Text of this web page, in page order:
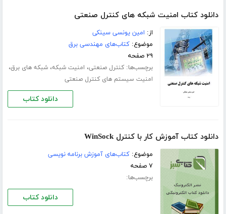
دانلود کتاب امنیت شبکه های کنترل صنعتی
از: امین یونسی سینکی
موضوع:کتاب‌های مهندسی برق
۲۹ صفحه
برچسب‌ها:کنترل صنعتی، امنیت شبکه،شبکه های برق،
امنیت سیستم های کنترل صنعتی
دانلود کتاب
دانلود کتاب آموزش کار با کنترل WinSock
موضوع:کتاب‌های آموزش برنامه نویسی
۷ صفحه
برچسب‌ها:
دانلود کتاب